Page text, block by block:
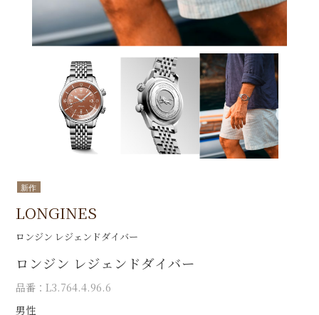
新作
LONGINES
ロンジン レジェンドダイバー
ロンジン レジェンドダイバー
品番：L3.764.4.96.6
男性